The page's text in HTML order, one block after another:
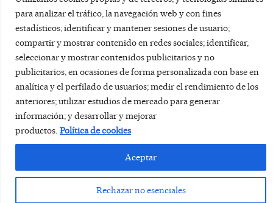
para analizar el tráfico, la navegación web y con fines
estadísticos; identificar y mantener sesiones de usuario;
compartir y mostrar contenido en redes sociales; identificar,
seleccionar y mostrar contenidos publicitarios y no
publicitarios, en ocasiones de forma personalizada con base en
analítica y el perfilado de usuarios; medir el rendimiento de los
anteriores; utilizar estudios de mercado para generar
información; y desarrollar y mejorar
productos. Política de cookies
Rechazar no esenciales
Aceptar